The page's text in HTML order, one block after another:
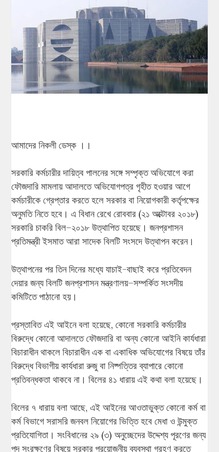
আমাদের নিকলী ডেস্ক ।।
সরকারি কর্মচারীর দায়িত্ব পালনের সঙ্গে সম্পৃক্ত অভিযোগে করা
ফৌজদারি মামলায় আদালতে অভিযোগপত্র গৃহীত হওয়ার আগে
কর্মচারীকে গ্রেপ্তার করতে হলে সরকার বা নিয়োগকারী কর্তৃপক্ষের
অনুমতি নিতে হবে। এ বিধান রেখে রোববার (২১ অক্টোবর ২০১৮)
সরকারি চাকরি বিল–২০১৮ উত্থাপিত হয়েছে। জনপ্রশাসন
প্রতিমন্ত্রী ইসমাত আরা সাদেক বিলটি সংসদে উত্থাপন করেন।
উত্থাপনের পর তিন দিনের মধ্যে যাচাই-বাছাই করে প্রতিবেদন
দেয়ার জন্য বিলটি জনপ্রশাসন মন্ত্রণালয়–সম্পর্কিত সংসদীয়
কমিটিতে পাঠানো হয়।
প্রস্তাবিত এই আইনে বলা হয়েছে, কোনো সরকারি কর্মচারীর
বিরুদ্ধে কোনো আদালতে ফৌজদারি বা অন্য কোনো আইনি কার্যধারা
বিচারাধীন থাকলে বিচারাধীন এক বা একাধিক অভিযোগের বিষয়ে তাঁর
বিরুদ্ধে বিভাগীয় কার্যধারা রুজু বা নিষ্পত্তির ব্যাপারে কোনো
প্রতিবন্ধকতা থাকবে না। বিলের ৪১ ধারায় এই কথা বলা হয়েছে।
বিলের ৭ ধারায় বলা আছে, এই আইনের আওতাভুক্ত কোনো কর্ম বা
কর্ম বিভাগে সরাসরি জনবল নিয়োগের ভিত্তি হবে মেধা ও উন্মুক্ত
প্রতিযোগিতা। সংবিধানের ২৯ (৩) অনুচ্ছেদের উদ্দেশ্য পূরণের জন্য
পদ সংরক্ষণের বিষয়ে সরকার প্রয়োজনীয় ব্যবস্থা গ্রহণ করতে